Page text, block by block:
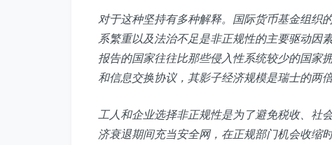
对于这种坚持有多种解释。国际货币基金组织
系繁重以及法治不足是非正规性的主要驱动因
报告的国家往往比那些侵入性系统较少的国家
和信息交换协议，其影子经济规模是瑞士的两
工人和企业选择非正规性是为了避免税收、社
济衰退期间充当安全网，在正规部门机会收缩